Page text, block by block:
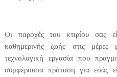
Οι παροχές του κτιρίου σας
καθημερινής ζωής στις
τεχνολογική εργασία που
συμφέρουσα πρόταση για εσάς